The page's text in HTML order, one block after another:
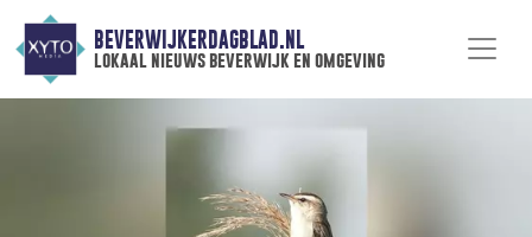
BEVERWIJKERDAGBLAD.NL
lokaal nieuws beverwijk en omgeving